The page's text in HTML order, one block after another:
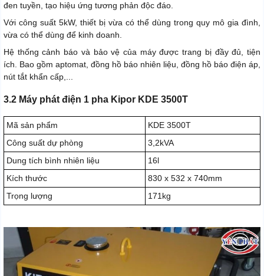
đen tuyền, tạo hiệu ứng tương phản độc đáo.
Với công suất 5kW, thiết bị vừa có thể dùng trong quy mô gia đình,
vừa có thể dùng để kinh doanh.
Hệ thống cảnh báo và bảo vệ của máy được trang bị đầy đủ, tiện
ích. Bao gồm aptomat, đồng hồ báo nhiên liệu, đồng hồ báo điện áp,
nút tắt khẩn cấp,...
3.2 Máy phát điện 1 pha Kipor KDE 3500T
Mã sản phẩm
KDE 3500T
Công suất dự phòng
3,2kVA
Dung tích bình nhiên liệu
16l
Kích thước
830 x 532 x 740mm
Trọng lượng
171kg